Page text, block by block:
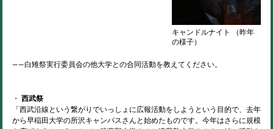
キャンドルナイト （昨年
の様子）
――白雉祭実行委員会の他大学との合同活動を教えてください。
・ 西武祭
「西武沿線という繋がりでいっしょに広報活動をしようという目的で、去年
から早稲田大学の所沢キャンパスさんと始めたものです。今年はさらに規模